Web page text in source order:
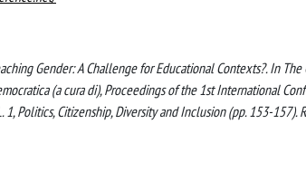
Gender: A Challenge for Educational Contexts?. In
(a cura di), Proceedings of the 1st International
1, Politics, Citizenship, Diversity and Inclusion (pp. 153-157).